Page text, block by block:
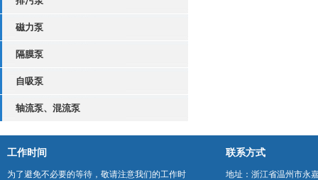
磁力泵
隔膜泵
自吸泵
轴流泵、混流泵
工作时间
为了避免不必要的等待，敬请注意我们的工作时
联系方式
地址：浙江省温州市永